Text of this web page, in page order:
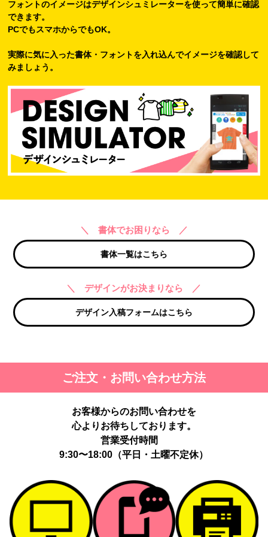
フォントのイメージはデザインシュミレーターを使って簡単に確認
できます。
PCでもスマホからでもOK。
実際に気に入った書体・フォントを入れ込んでイメージを確認して
みましょう。
＼ 書体でお困りなら ／
書体一覧はこちら
＼ デザインがお決まりなら ／
デザイン入稿フォームはこちら
ご注文・お問い合わせ方法
お客様からのお問い合わせを
心よりお待ちしております。
営業受付時間
9:30〜18:00（平日・土曜不定休）